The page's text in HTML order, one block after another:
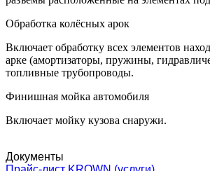
Обработка колёсных арок
Включает обработку всех элементов
арке (амортизаторы, пружины,
топливные трубопроводы.
Финишная мойка автомобиля
Включает мойку кузова снаружи.
Документы